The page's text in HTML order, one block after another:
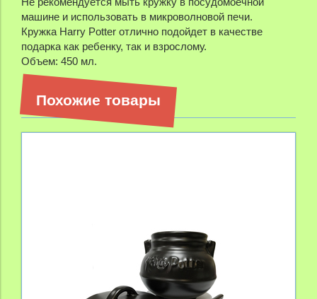
машине и использовать в микроволновой печи.
Кружка Harry Potter отлично подойдет в качестве
подарка как ребенку, так и взрослому.
Объем: 450 мл.
Похожие товары